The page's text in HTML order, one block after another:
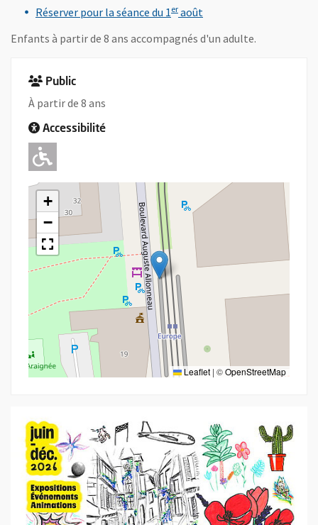
Réserver pour la séance du 1er août
Enfants à partir de 8 ans accompagnés d'un adulte.
Public
À partir de 8 ans
Accessibilité
Adapté pour l'handicap Moteur
+
−
Leaflet | ©OpenStreetMap